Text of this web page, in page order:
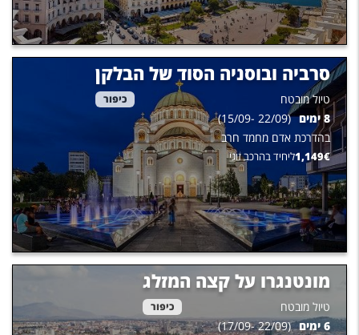
סרביה ובוסניה הסוד של הבלקן
טיול מובטח כיפור
8 ימים (
22/09
-
15/09
)
בהדרכת אדם מחמד חרב
1,149€ ליחיד בהרכב זוגי
מונטנגרו על קצה המזלג
טיול מובטח כיפור
6ימים (
22/09
-
17/09
)